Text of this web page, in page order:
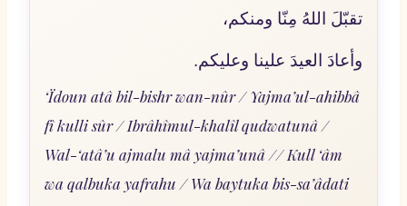
تقبّلَ اللهُ مِنّا ومنكم،
وأعادَ العيدَ علينا وعليكم.
‘Ïdoun atâ bil-bishr wan-nûr / Yajma’ul-ahibbâ
fî kulli sûr / Ibrâhîmul-khalîl qudwatunâ /
Wal-‘atâ’u ajmalu mâ yajma’unâ // Kull ‘âm
wa qalbuka yafrahu / Wa baytuka bis-sa’âdati